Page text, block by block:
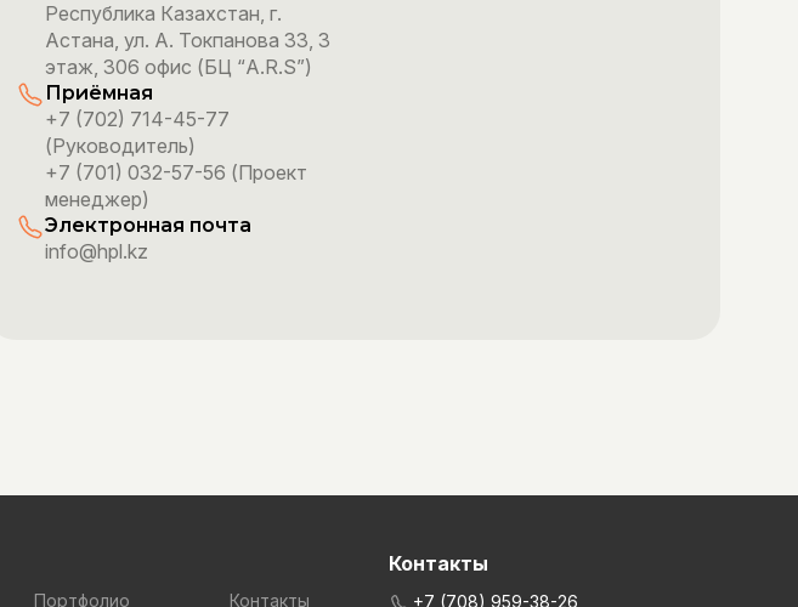
Республика Казахстан, г.
Астана, ул. А. Токпанова 33, 3
этаж, 306 офис (БЦ “A.R.S”)
Приёмная
+7 (702) 714-45-77
(Руководитель)
+7 (701) 032-57-56 (Проект
менеджер)
Электронная почта
info@hpl.kz
Портфолио Контакты
Контакты
+7 (708) 959-38-26